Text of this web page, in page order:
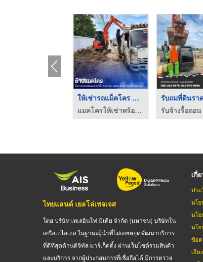
ให้เช่ารถแม็คโคร PC3 ...
แมคโครให้เช่าพร้อมคนขับ - ช้างแมคโครให้เช่า
ไทยแลนด์ เยลโล่เพจเจส
โดย บริษัท เทเลอินโฟ มีเดีย จำกัด (มหาชน) บริษัทใน
เครือเอไอเอส ในฐานะผู้นำที่ไม่เคยหยุดพัฒนาบริการ
ที่ดีที่สุดด้านดิจิทัล มาร์เก็ตติ้ง ผ่านเว็บไซต์รวมสินค้า
และบริการ จากผู้ประกอบการที่เชื่อถือได้ มีการตรวจ
เกี่
ปร
นโ
นโ
นโ
ข้อต
เสี